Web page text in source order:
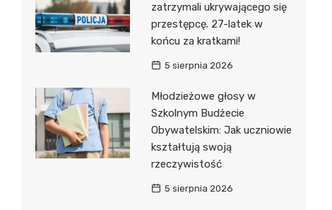
zatrzymali ukrywającego się
przestępcę. 27-latek w
końcu za kratkami!
5 sierpnia 2026
Młodzieżowe głosy w
Szkolnym Budżecie
Obywatelskim: Jak uczniowie
kształtują swoją
rzeczywistość
5 sierpnia 2026